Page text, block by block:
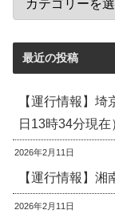
最近の投稿
【運行情報】
日13時34分現在
2026年2月11日
【運行情報】湘
2026年2月11日